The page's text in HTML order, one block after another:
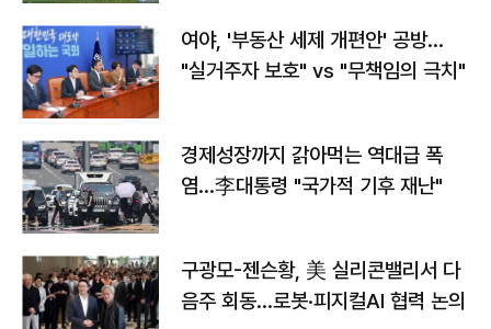
여야, '부동산 세제 개편안' 공방…
"실거주자 보호" vs "무책임의 극치"
경제성장까지 갉아먹는 역대급 폭
염…李대통령 "국가적 기후 재난"
구광모-젠슨황, 美 실리콘밸리서 다
음주 회동…로봇·피지컬AI 협력 논의